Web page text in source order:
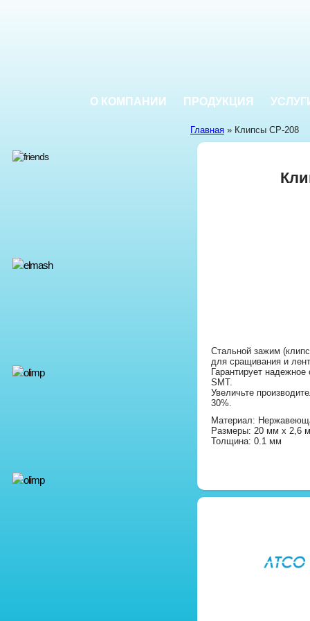
О КОМПАНИИ ПРОДУКЦИЯ
Главная » Клипсы CP-208
Стальной зажим
для сращивания и
Гарантирует
SMT.
Увеличьте
30%.
Материал:
Размеры: 20 мм х 2,6
Толщина: 0.1 мм